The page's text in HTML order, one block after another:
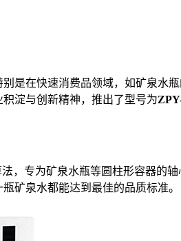
在快速消费品领域，如矿泉水
淀与创新精神，推出了型号为
专为矿泉水瓶等圆柱形容器的
矿泉水都能达到最佳的品质标准。